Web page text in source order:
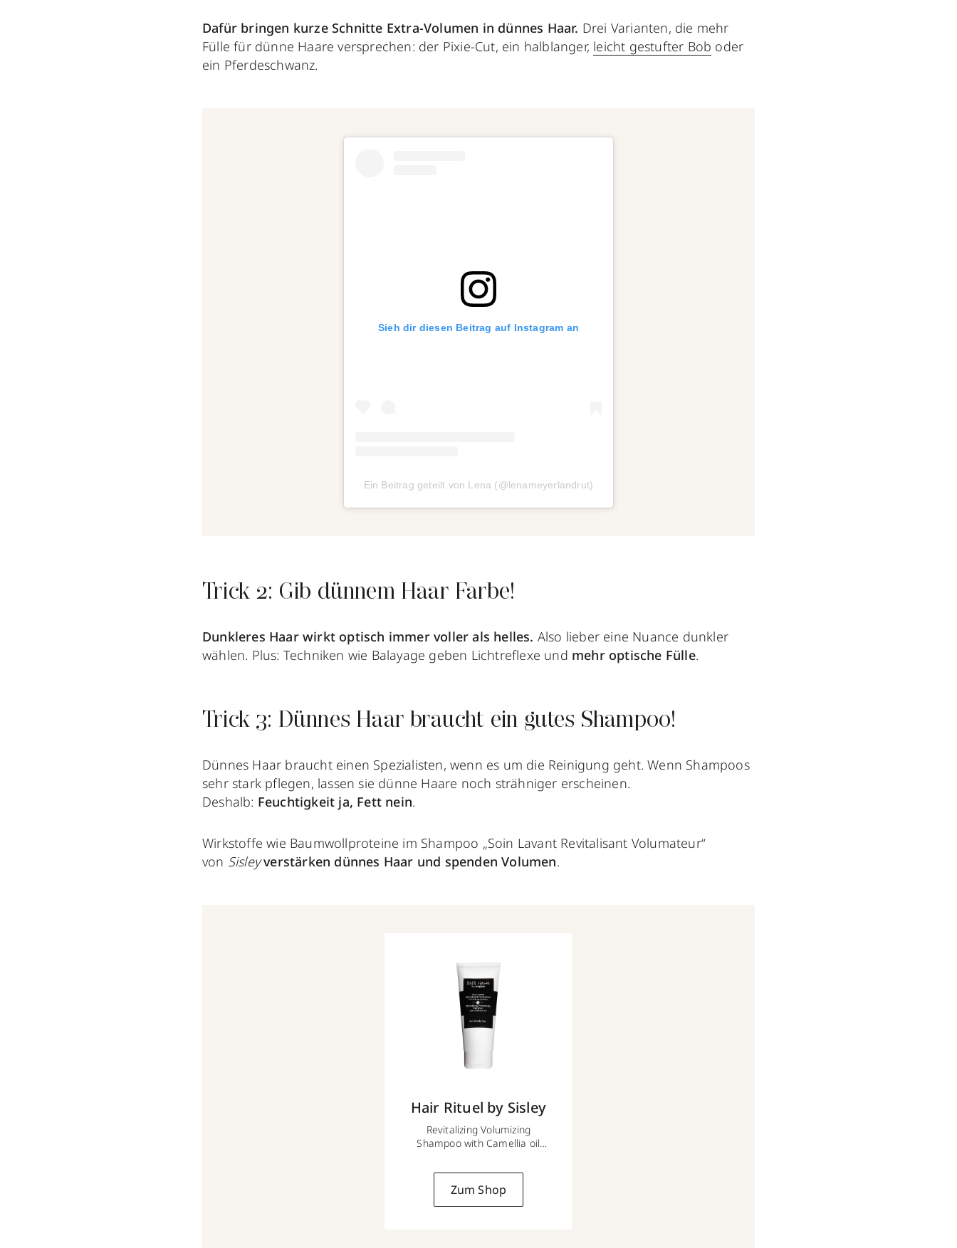
Dafür bringen kurze Schnitte Extra-Volumen in dünnes Haar. Drei Varianten, die mehr
Fülle für dünne Haare versprechen: der Pixie-Cut, ein halblanger, leicht gestufter Bob oder
ein Pferdeschwanz.
Sieh dir diesen Beitrag auf Instagram an
Ein Beitrag geteilt von Lena (@lenameyerlandrut)
Trick 2: Gib dünnem Haar Farbe!
Dunkleres Haar wirkt optisch immer voller als helles. Also lieber eine Nuance dunkler
wählen. Plus: Techniken wie Balayage geben Lichtreflexe und mehr optische Fülle.
Trick 3: Dünnes Haar braucht ein gutes Shampoo!
Dünnes Haar braucht einen Spezialisten, wenn es um die Reinigung geht. Wenn Shampoos
sehr stark pflegen, lassen sie dünne Haare noch strähniger erscheinen.
Deshalb: Feuchtigkeit ja, Fett nein.
Wirkstoffe wie Baumwollproteine im Shampoo „Soin Lavant Revitalisant Volumateur“
von Sisley verstärken dünnes Haar und spenden Volumen.
Hair Rituel by Sisley
Revitalizing Volumizing
Shampoo with Camellia oil
Zum Shop